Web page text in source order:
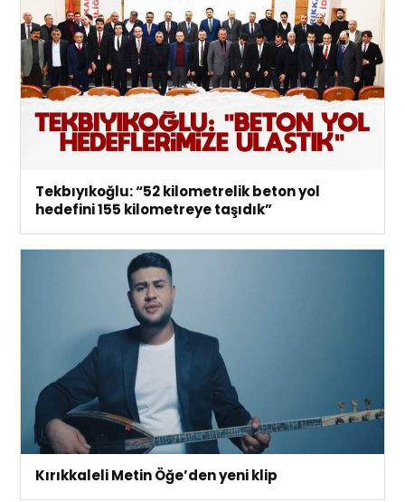
Tekbıyıkoğlu: “52 kilometrelik beton yol
hedefini 155 kilometreye taşıdık”
Kırıkkaleli Metin Öğe’den yeni klip